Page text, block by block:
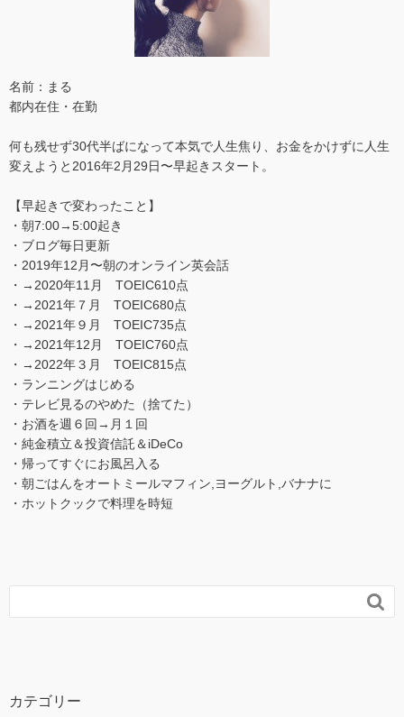
名前：まる
都内在住・在勤
何も残せず30代半ばになって本気で人生焦り、お金をかけずに人生
変えようと2016年2月29日〜早起きスタート。
【早起きで変わったこと】
・朝7:00→5:00起き
・ブログ毎日更新
・2019年12月〜朝のオンライン英会話
・→2020年11月 TOEIC610点
・→2021年７月 TOEIC680点
・→2021年９月 TOEIC735点
・→2021年12月 TOEIC760点
・→2022年３月 TOEIC815点
・ランニングはじめる
・テレビ見るのやめた（捨てた）
・お酒を週６回→月１回
・純金積立＆投資信託＆iDeCo
・帰ってすぐにお風呂入る
・朝ごはんをオートミールマフィン,ヨーグルト,バナナに
・ホットクックで料理を時短

カテゴリー